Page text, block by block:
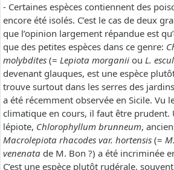
- Certaines espèces contiennent des
encore été isolés. C’est le cas de deux
que l’opinion largement répandue est
que des petites espèces dans ce genre:
molybdites (= Lepiota morganii ou L.
devenant glauques, est une espèce
trouve surtout dans les serres des
a été récemment observée en Sicile. Vu
climatique en cours, il faut être prudent.
lépiote, Chlorophyllum brunneum,
Macrolepiota rhacodes var. hortensis (=
venenata de M. Bon ?) a été incriminée
C’est une espèce plutôt rudérale,